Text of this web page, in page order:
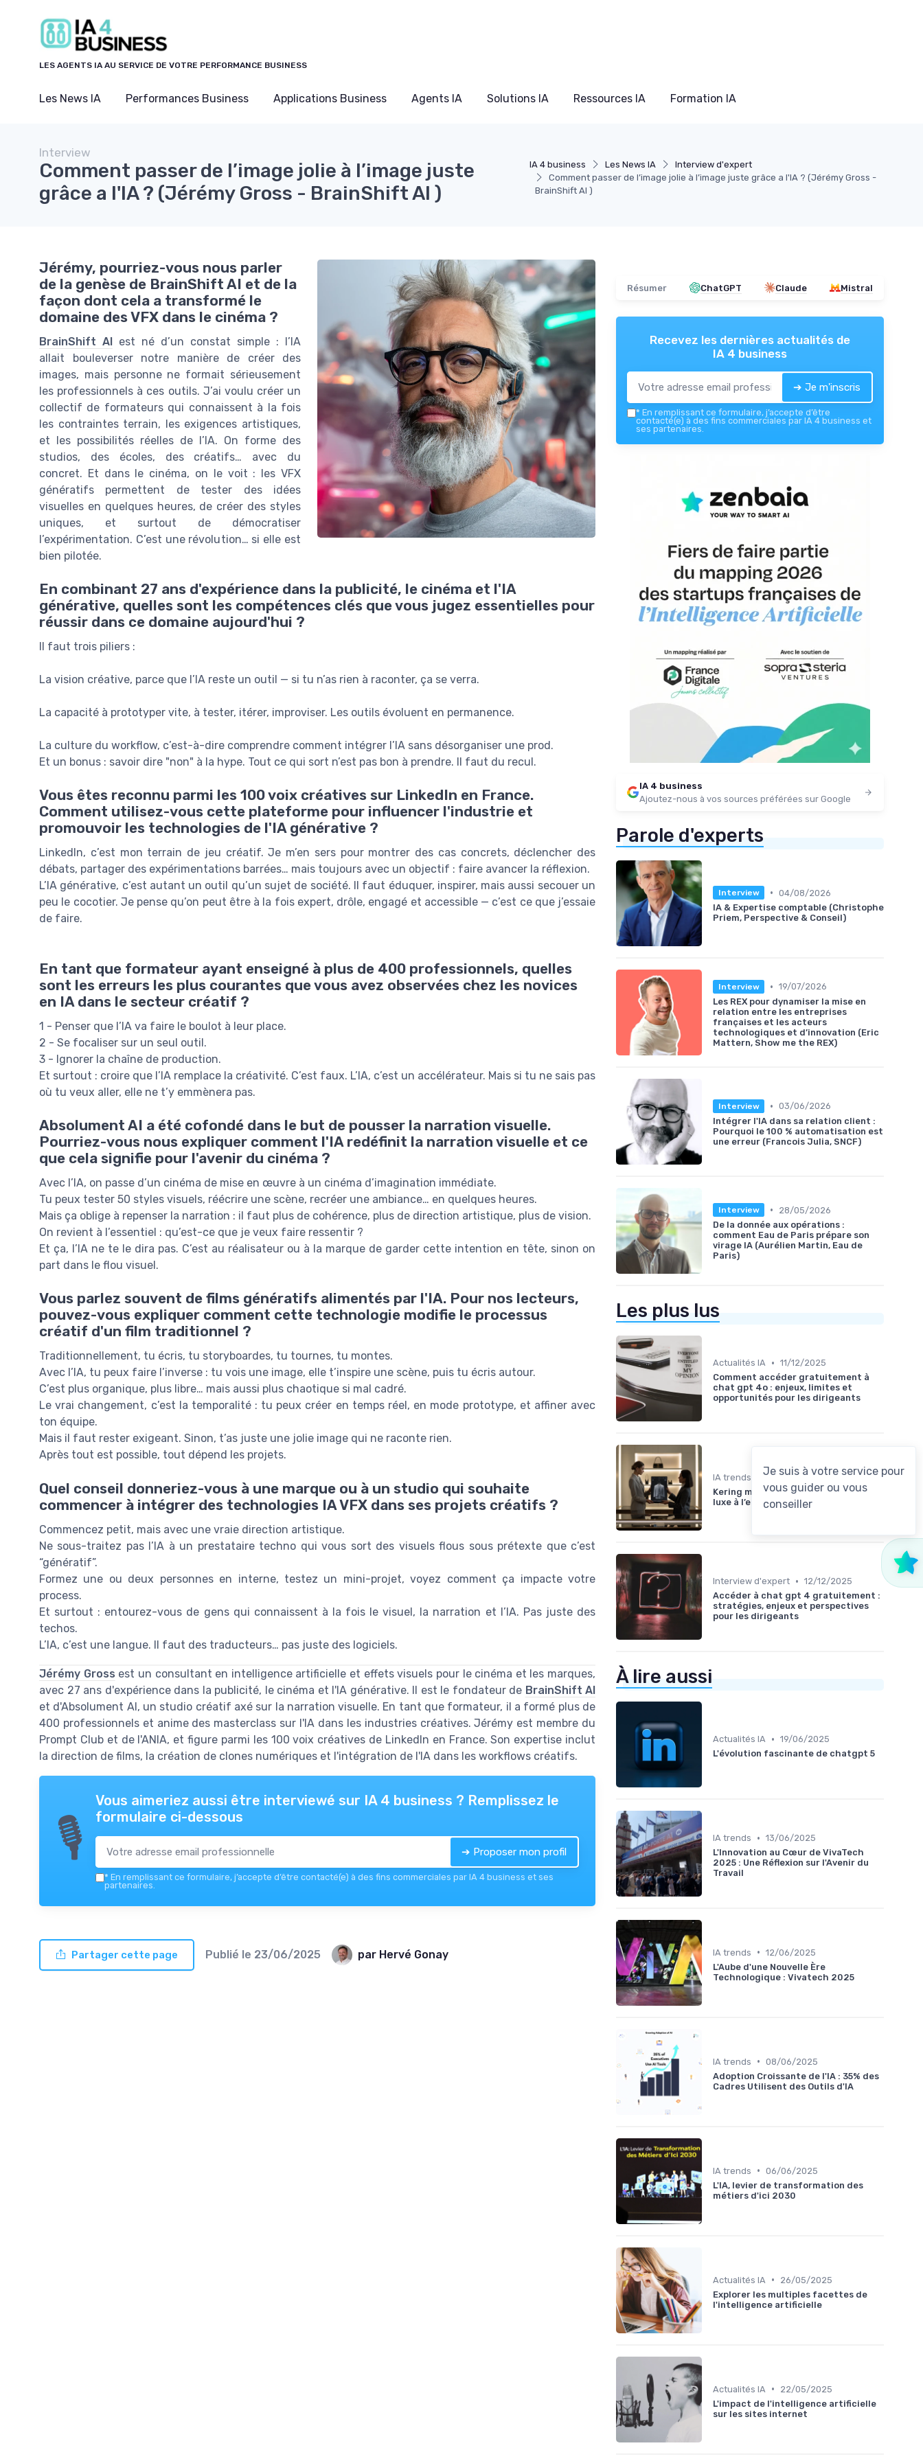
LES AGENTS IA AU SERVICE DE VOTRE PERFORMANCE BUSINESS
Les News IA Performances Business Applications Business Agents IA Solutions IA Ressources IA Formation IA
IA 4 business Les News IA
Interview d'expert
Comment passer de l’image jolie à l’image juste grâce a l'IA ? (Jérémy Gross -
BrainShift AI )
Interview
Comment passer de l’image jolie à l’image juste
grâce a l'IA ? (Jérémy Gross - BrainShift AI )
Jérémy, pourriez-vous nous parler
de la genèse de BrainShift AI et de la
façon dont cela a transformé le
domaine des VFX dans le cinéma ?
BrainShift AI est né d’un constat simple : l’IA
allait bouleverser notre manière de créer des
images, mais personne ne formait sérieusement
les professionnels à ces outils. J’ai voulu créer un
collectif de formateurs qui connaissent à la fois
les contraintes terrain, les exigences artistiques,
et les possibilités réelles de l’IA. On forme des
studios, des écoles, des créatifs… avec du
concret. Et dans le cinéma, on le voit : les VFX
génératifs permettent de tester des idées
visuelles en quelques heures, de créer des styles
uniques, et surtout de démocratiser
l’expérimentation. C’est une révolution… si elle est
bien pilotée.
En combinant 27 ans d'expérience dans la publicité, le cinéma et l'IA
générative, quelles sont les compétences clés que vous jugez essentielles pour
réussir dans ce domaine aujourd'hui ?
Il faut trois piliers :
La vision créative, parce que l’IA reste un outil — si tu n’as rien à raconter, ça se verra.
La capacité à prototyper vite, à tester, itérer, improviser. Les outils évoluent en permanence.
La culture du workflow, c’est-à-dire comprendre comment intégrer l’IA sans désorganiser une prod.
Et un bonus : savoir dire "non" à la hype. Tout ce qui sort n’est pas bon à prendre. Il faut du recul.
Vous êtes reconnu parmi les 100 voix créatives sur LinkedIn en France.
Comment utilisez-vous cette plateforme pour influencer l'industrie et
promouvoir les technologies de l'IA générative ?
LinkedIn, c’est mon terrain de jeu créatif. Je m’en sers pour montrer des cas concrets, déclencher des
débats, partager des expérimentations barrées… mais toujours avec un objectif : faire avancer la réflexion.
L’IA générative, c’est autant un outil qu’un sujet de société. Il faut éduquer, inspirer, mais aussi secouer un
peu le cocotier. Je pense qu’on peut être à la fois expert, drôle, engagé et accessible — c’est ce que j’essaie
de faire.
En tant que formateur ayant enseigné à plus de 400 professionnels, quelles
sont les erreurs les plus courantes que vous avez observées chez les novices
en IA dans le secteur créatif ?
1 - Penser que l’IA va faire le boulot à leur place.
2 - Se focaliser sur un seul outil.
3 - Ignorer la chaîne de production.
Et surtout : croire que l’IA remplace la créativité. C’est faux. L’IA, c’est un accélérateur. Mais si tu ne sais pas
où tu veux aller, elle ne t’y emmènera pas.
Absolument AI a été cofondé dans le but de pousser la narration visuelle.
Pourriez-vous nous expliquer comment l'IA redéfinit la narration visuelle et ce
que cela signifie pour l'avenir du cinéma ?
Avec l’IA, on passe d’un cinéma de mise en œuvre à un cinéma d’imagination immédiate.
Tu peux tester 50 styles visuels, réécrire une scène, recréer une ambiance… en quelques heures.
Mais ça oblige à repenser la narration : il faut plus de cohérence, plus de direction artistique, plus de vision.
On revient à l’essentiel : qu’est-ce que je veux faire ressentir ?
Et ça, l’IA ne te le dira pas. C’est au réalisateur ou à la marque de garder cette intention en tête, sinon on
part dans le flou visuel.
Vous parlez souvent de films génératifs alimentés par l'IA. Pour nos lecteurs,
pouvez-vous expliquer comment cette technologie modifie le processus
créatif d'un film traditionnel ?
Traditionnellement, tu écris, tu storyboardes, tu tournes, tu montes.
Avec l’IA, tu peux faire l’inverse : tu vois une image, elle t’inspire une scène, puis tu écris autour.
C’est plus organique, plus libre… mais aussi plus chaotique si mal cadré.
Le vrai changement, c’est la temporalité : tu peux créer en temps réel, en mode prototype, et affiner avec
ton équipe.
Mais il faut rester exigeant. Sinon, t’as juste une jolie image qui ne raconte rien.
Après tout est possible, tout dépend les projets.
Quel conseil donneriez-vous à une marque ou à un studio qui souhaite
commencer à intégrer des technologies IA VFX dans ses projets créatifs ?
Commencez petit, mais avec une vraie direction artistique.
Ne sous-traitez pas l’IA à un prestataire techno qui vous sort des visuels flous sous prétexte que c’est
“génératif”.
Formez une ou deux personnes en interne, testez un mini-projet, voyez comment ça impacte votre
process.
Et surtout : entourez-vous de gens qui connaissent à la fois le visuel, la narration et l’IA. Pas juste des
techos.
L’IA, c’est une langue. Il faut des traducteurs… pas juste des logiciels.
Jérémy Gross est un consultant en intelligence artificielle et effets visuels pour le cinéma et les marques,
avec 27 ans d'expérience dans la publicité, le cinéma et l'IA générative. Il est le fondateur de BrainShift AI
et d'Absolument AI, un studio créatif axé sur la narration visuelle. En tant que formateur, il a formé plus de
400 professionnels et anime des masterclass sur l'IA dans les industries créatives. Jérémy est membre du
Prompt Club et de l'ANIA, et figure parmi les 100 voix créatives de LinkedIn en France. Son expertise inclut
la direction de films, la création de clones numériques et l'intégration de l'IA dans les workflows créatifs.
🎙
Vous aimeriez aussi être interviewé sur IA 4 business ? Remplissez le
formulaire ci-dessous
➔ Proposer mon profil
* En remplissant ce formulaire, j’accepte d’être contacté(e) à des fins commerciales par IA 4 business et ses
partenaires.
Partager cette page Publié le 23/06/2025 par Hervé Gonay
Résumer ChatGPT Claude Mistral
Recevez les dernières actualités de
IA 4 business
➔ Je m'inscris
* En remplissant ce formulaire, j’accepte d’être
contacté(e) à des fins commerciales par IA 4 business et
ses partenaires.
IA 4 business
Ajoutez-nous à vos sources préférées sur Google
Parole d'experts
Interview • 04/08/2026
IA & Expertise comptable (Christophe
Priem, Perspective & Conseil)
Interview • 19/07/2026
Les REX pour dynamiser la mise en
relation entre les entreprises
françaises et les acteurs
technologiques et d’innovation (Eric
Mattern, Show me the REX)
Interview • 03/06/2026
Intégrer l'IA dans sa relation client :
Pourquoi le 100 % automatisation est
une erreur (Francois Julia, SNCF)
Interview •
28/05/2026
De la donnée aux opérations :
comment Eau de Paris prépare son
virage IA (Aurélien Martin, Eau de
Paris)
Les plus lus
Actualités IA • 11/12/2025
Comment accéder gratuitement à
chat gpt 4o : enjeux, limites et
opportunités pour les dirigeants
IA trends
11/07/2025
Kering mise sur l’IA pour réinventer le
luxe à l’européenne
Interview d'expert • 12/12/2025
Accéder à chat gpt 4 gratuitement :
stratégies, enjeux et perspectives
pour les dirigeants
À lire aussi
Actualités IA • 19/06/2025
L'évolution fascinante de chatgpt 5
IA trends • 13/06/2025
L'Innovation au Cœur de VivaTech
2025 : Une Réflexion sur l'Avenir du
Travail
IA trends • 12/06/2025
L'Aube d'une Nouvelle Ère
Technologique : Vivatech 2025
IA trends • 08/06/2025
Adoption Croissante de l'IA : 35% des
Cadres Utilisent des Outils d'IA
IA trends • 06/06/2025
L'IA, levier de transformation des
métiers d'ici 2030
Actualités IA •
26/05/2025
Explorer les multiples facettes de
l'intelligence artificielle
Actualités IA •
22/05/2025
L'impact de l'intelligence artificielle
sur les sites internet